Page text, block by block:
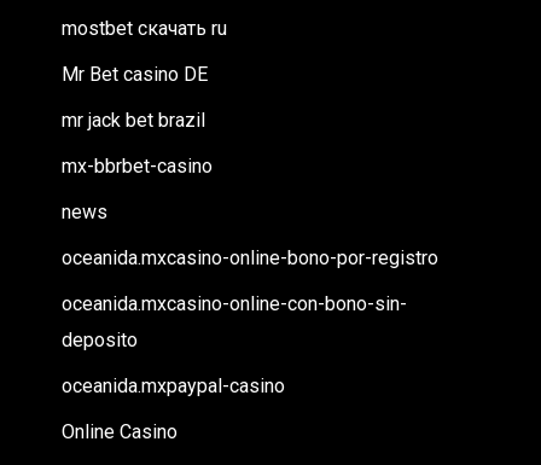
mostbet скачать ru
Mr Bet casino DE
mr jack bet brazil
mx-bbrbet-casino
news
oceanida.mxcasino-online-bono-por-registro
oceanida.mxcasino-online-con-bono-sin-
deposito
oceanida.mxpaypal-casino
Online Casino